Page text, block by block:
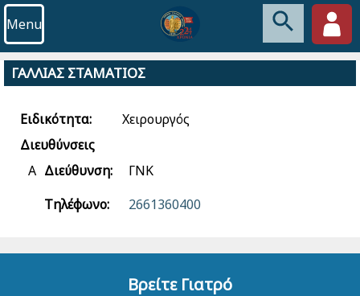
Menu
ΓΑΛΛΙΑΣ ΣΤΑΜΑΤΙΟΣ
Ειδικότητα:
Χειρουργός
Διευθύνσεις
Α Διεύθυνση:
ΓΝΚ
Τηλέφωνο:
2661360400
Βρείτε Γιατρό